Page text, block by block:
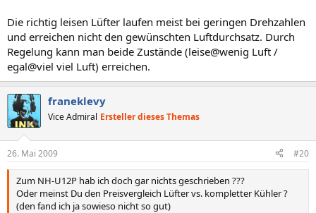
Die richtig leisen Lüfter laufen meist bei geringen Drehzahlen
und erreichen nicht den gewünschten Luftdurchsatz. Durch
Regelung kann man beide Zustände (leise@wenig Luft /
egal@viel viel Luft) erreichen.
franeklevy
Vice Admiral Ersteller dieses Themas
26. Mai 2009 #20
Zum NH-U12P hab ich doch gar nichts geschrieben ???
Oder meinst Du den Preisvergleich Lüfter vs. kompletter Kühler ?
(den fand ich ja sowieso nicht so gut)